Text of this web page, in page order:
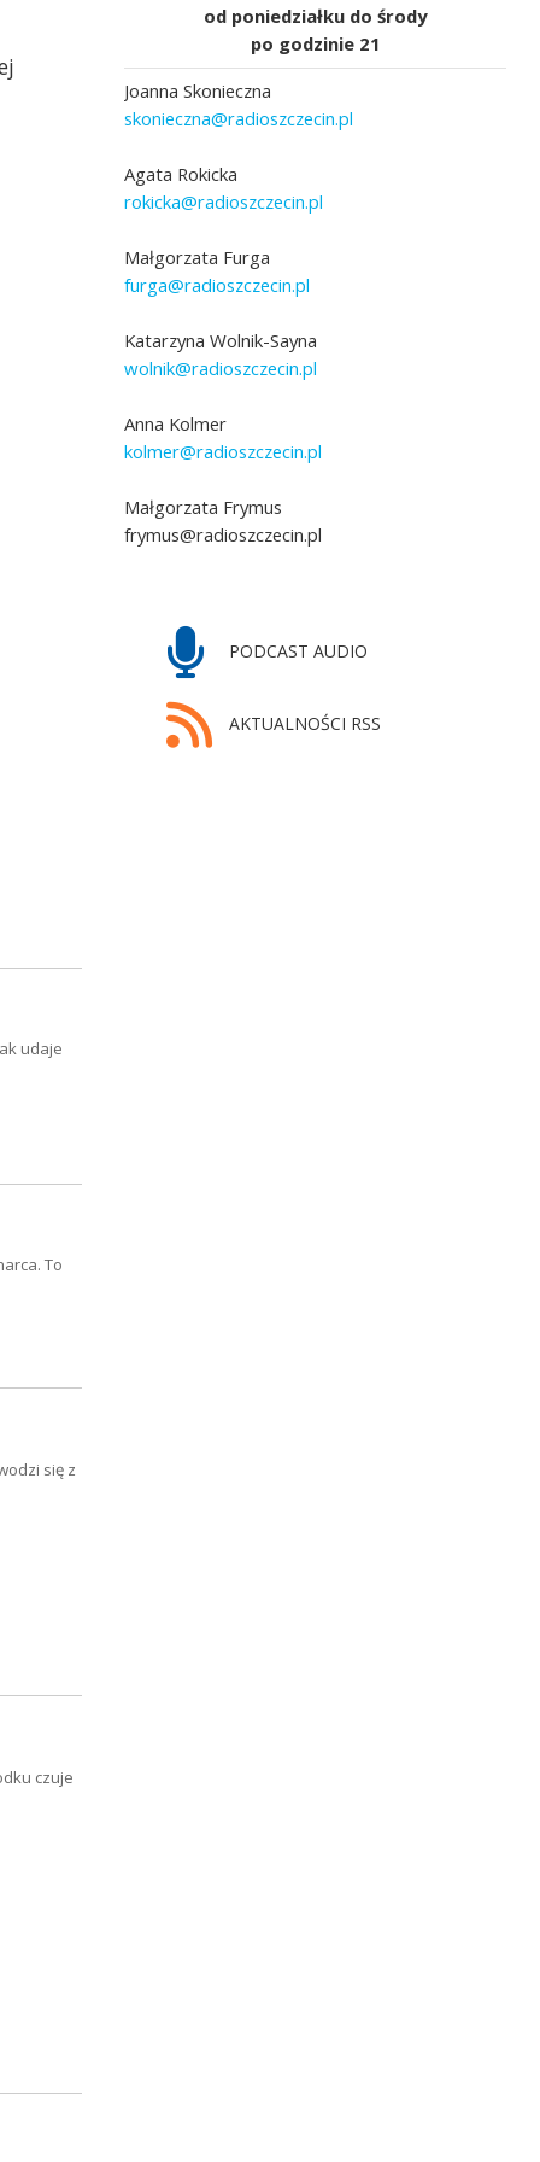
od poniedziałku do środy
po godzinie 21
Joanna Skonieczna
skonieczna@radioszczecin.pl
Agata Rokicka
rokicka@radioszczecin.pl
Małgorzata Furga
furga@radioszczecin.pl
Katarzyna Wolnik-Sayna
wolnik@radioszczecin.pl
Anna Kolmer
kolmer@radioszczecin.pl
Małgorzata Frymus
frymus@radioszczecin.pl
PODCAST AUDIO
AKTUALNOŚCI RSS
udaje
To
się z
czuje